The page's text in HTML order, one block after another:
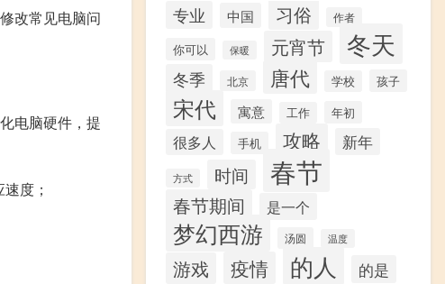
改常见电脑问
电脑硬件，提
度；
专业 中国 习俗 作者
你可以 保暖 元宵节 冬天
冬季 北京 唐代 学校 孩子
宋代 寓意 工作 年初
很多人 手机 攻略 新年
方式 时间 春节
春节期间 是一个
梦幻西游 汤圆 温度
游戏 疫情 的人 的是